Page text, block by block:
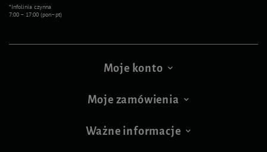
*Infolinia czynna
7:00 – 17:00 (pon–pt)
Moje konto
Moje zamówienia
Ważne informacje